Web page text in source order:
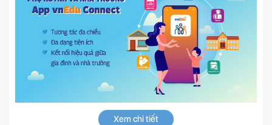
Xem chi tiết